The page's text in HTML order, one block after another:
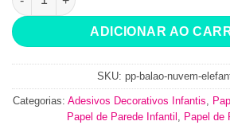
ADICIONAR AO
SKU: pp-balao-nuvem-
Categorias: Adesivos Decorativos Infantis,
Papel de Parede Infantil , Papel de